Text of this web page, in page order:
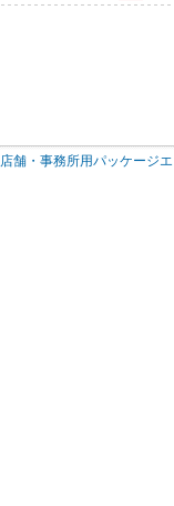
店舗・事務所用パッケージ